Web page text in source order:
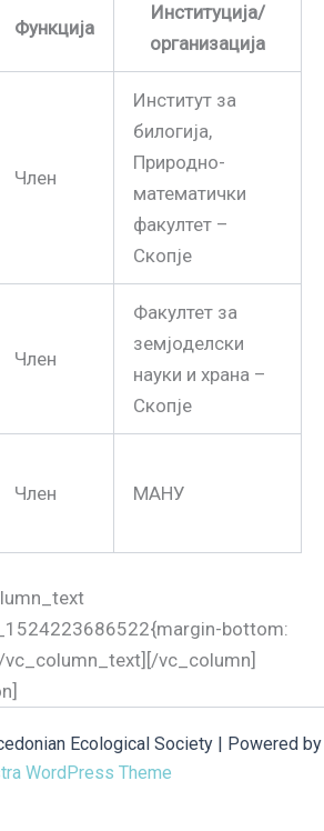
Функција
Институција/
организација
Член
Институт за
билогија,
Природно-
математички
факултет –
Скопје
Член
Факултет за
земјоделски
науки и храна –
Скопје
Член МАНУ
bottom:
vc_column_text][/vc_column]
Ecological Society | Powered by
WordPress Theme